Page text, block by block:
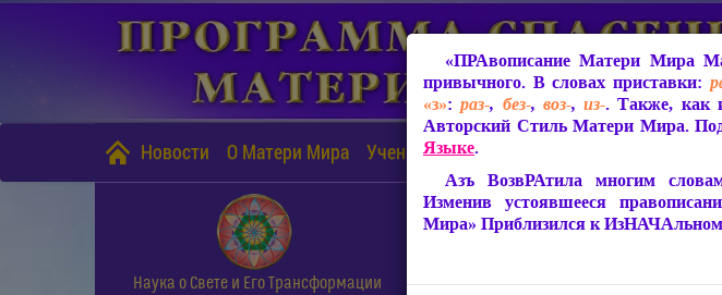
Новости О Матери Мира Учение Матери Мира
Наука о Свете и Его Трансформации
СофиоЛогия Матери Мира
«ПРАвописание Матери Мира
привычного. В словах приставки:
«з»:раз-, без-, воз-,из-. Также, как
Авторский Стиль Матери Мира.
Языке.
Азъ ВозвРАтила многим
Изменив устоявшееся
Мира» Приблизился к